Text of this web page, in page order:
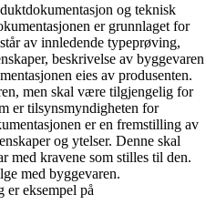
og teknisk
er grunnlaget for
av innledende typeprøving,
beskrivelse av byggevaren
eies av produsenten.
men skal være tilgjengelig for
er tilsynsmyndigheten for
er en fremstilling av
og ytelser. Denne skal
med kravene som stilles til den.
med byggevaren.
eksempel på